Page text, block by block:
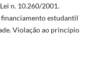
n. 10.260/2001.
financiamento estudantil
Violação ao princípio